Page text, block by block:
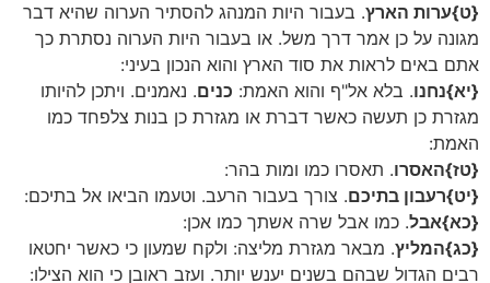
{ט}ערות הארץ. בעבור היות המנהג להסתיר הערוה שהיא דבר
מגונה על כן אמר דרך משל. או בעבור היות הערוה נסתרת כך
אתם באים לראות את סוד הארץ והוא הנכון בעיני:
{יא}נחנו. בלא אל"ף והוא האמת: כנים. נאמנים. ויתכן להיותו
מגזרת כן תעשה כאשר דברת או מגזרת כן בנות צלפחד כמו
האמת:
{טז}האסרו. תאסרו כמו ומות בהר:
{יט}רעבון בתיכם. צורך בעבור הרעב. וטעמו הביאו אל בתיכם:
{כא}אבל. כמו אבל שרה אשתך כמו אכן:
{כג}המליץ. מבאר מגזרת מליצה: ולקח שמעון כי כאשר יחטאו
רבים הגדול שבהם בשנים יענש יותר. ועזב ראובן כי הוא הצילו: